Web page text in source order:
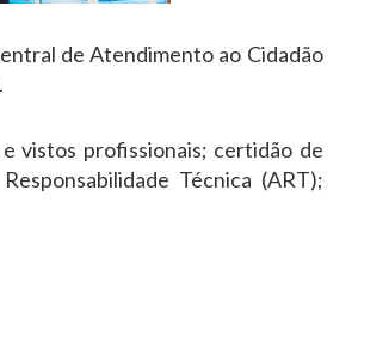
de Atendimento ao Cidadão
vistos profissionais; certidão de
Técnica (ART);